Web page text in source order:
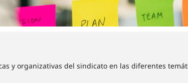
y organizativas del sindicato en las diferentes